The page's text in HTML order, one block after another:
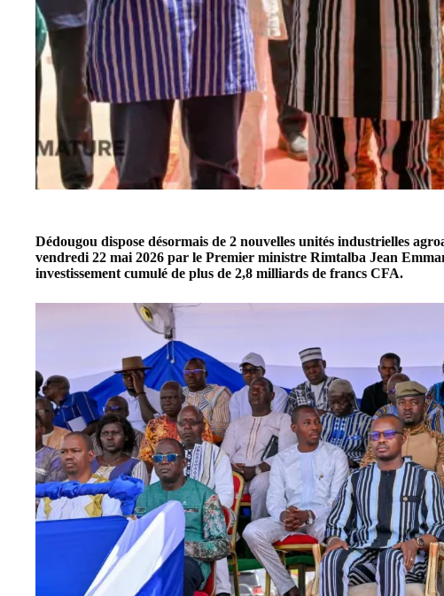
Dédougou dispose désormais de 2 nouvelles unités industrielles
vendredi 22 mai 2026 par le Premier ministre Rimtalba Jean
investissement cumulé de plus de 2,8 milliards de francs CFA.